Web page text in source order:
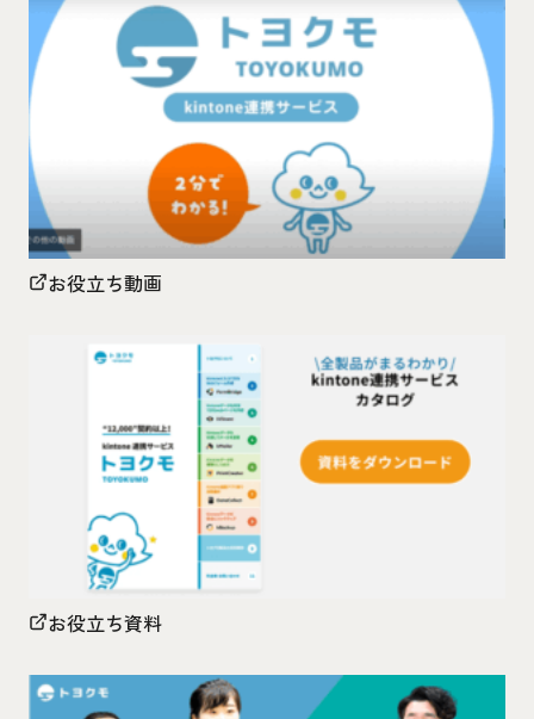
お役立ち動画
お役立ち資料